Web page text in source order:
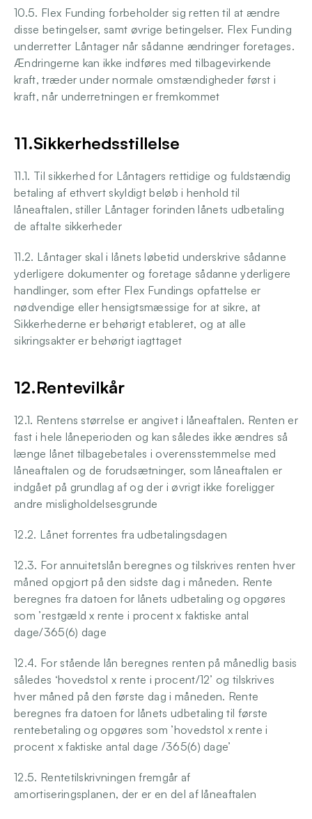
10.5. Flex Funding forbeholder sig retten til at ændre
disse betingelser, samt øvrige betingelser. Flex Funding
underretter Låntager når sådanne ændringer foretages.
Ændringerne kan ikke indføres med tilbagevirkende
kraft, træder under normale omstændigheder først i
kraft, når underretningen er fremkommet
11.Sikkerhedsstillelse
11.1. Til sikkerhed for Låntagers rettidige og fuldstændig
betaling af ethvert skyldigt beløb i henhold til
låneaftalen, stiller Låntager forinden lånets udbetaling
de aftalte sikkerheder
11.2. Låntager skal i lånets løbetid underskrive sådanne
yderligere dokumenter og foretage sådanne yderligere
handlinger, som efter Flex Fundings opfattelse er
nødvendige eller hensigtsmæssige for at sikre, at
Sikkerhederne er behørigt etableret, og at alle
sikringsakter er behørigt iagttaget
12.Rentevilkår
12.1. Rentens størrelse er angivet i låneaftalen. Renten er
fast i hele låneperioden og kan således ikke ændres så
længe lånet tilbagebetales i overensstemmelse med
låneaftalen og de forudsætninger, som låneaftalen er
indgået på grundlag af og der i øvrigt ikke foreligger
andre misligholdelsesgrunde
12.2. Lånet forrentes fra udbetalingsdagen
12.3. For annuitetslån beregnes og tilskrives renten hver
måned opgjort på den sidste dag i måneden. Rente
beregnes fra datoen for lånets udbetaling og opgøres
som ’restgæld x rente i procent x faktiske antal
dage/365(6) dage
12.4. For stående lån beregnes renten på månedlig basis
således ‘hovedstol x rente i procent/12’ og tilskrives
hver måned på den første dag i måneden. Rente
beregnes fra datoen for lånets udbetaling til første
rentebetaling og opgøres som ’hovedstol x rente i
procent x faktiske antal dage /365(6) dage’
12.5. Rentetilskrivningen fremgår af
amortiseringsplanen, der er en del af låneaftalen